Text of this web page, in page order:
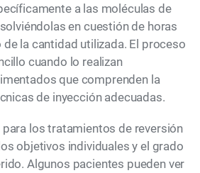
a las moléculas de
en cuestión de horas
la cantidad utilizada. El proceso
cuando lo realizan
que comprenden la
de inyección adecuadas.
los tratamientos de reversión
objetivos individuales y el grado
Algunos pacientes pueden ver